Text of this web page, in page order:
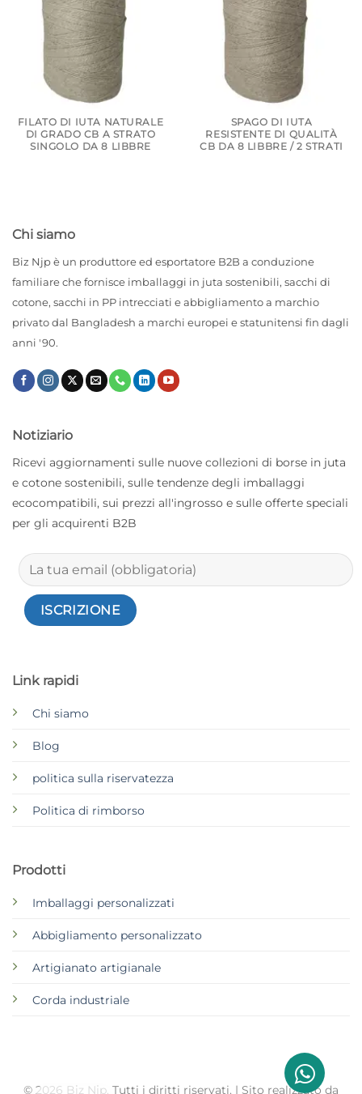
FILATO DI IUTA NATURALE
DI GRADO CB A STRATO
SINGOLO DA 8 LIBBRE
SPAGO DI IUTA
RESISTENTE DI QUALITÀ
CB DA 8 LIBBRE / 2 STRATI
Chi siamo
Biz Njp è un produttore ed esportatore B2B a conduzione
familiare che fornisce imballaggi in juta sostenibili, sacchi di
cotone, sacchi in PP intrecciati e abbigliamento a marchio
privato dal Bangladesh a marchi europei e statunitensi fin dagli
anni '90.
Link rapidi
Chi siamo
Blog
politica sulla riservatezza
Politica di rimborso
Prodotti
Imballaggi personalizzati
Abbigliamento personalizzato
Artigianato artigianale
Corda industriale
Notiziario
Ricevi aggiornamenti sulle nuove collezioni di borse in juta
e cotone sostenibili, sulle tendenze degli imballaggi
ecocompatibili, sui prezzi all'ingrosso e sulle offerte speciali
per gli acquirenti B2B
© 2026 Biz Njp. Tutti i diritti riservati. | Sito realizzato da